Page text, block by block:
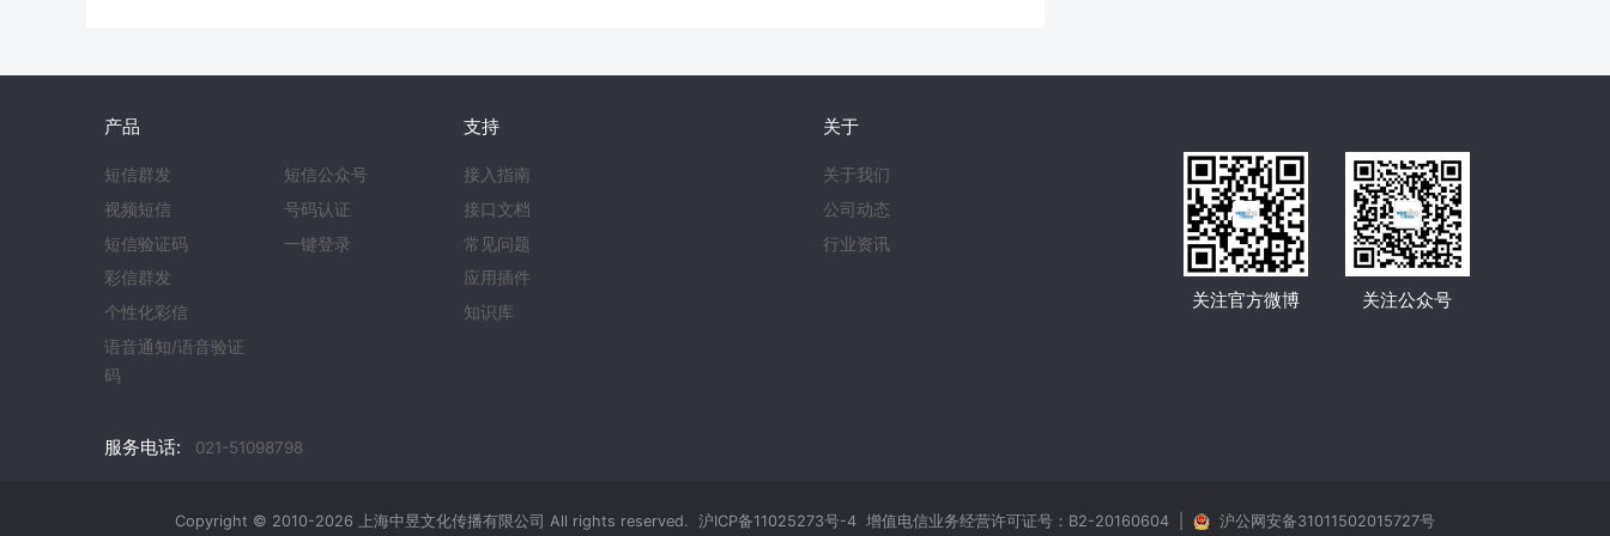
产品
短信群发
视频短信
短信验证码
彩信群发
个性化彩信
语音通知/语音验证
码
短信公众号
号码认证
一键登录
支持
接入指南
接口文档
常见问题
应用插件
知识库
关于
关于我们
公司动态
行业资讯
关注官方微博 关注公众号
服务电话: 021-51098798
Copyright © 2010-2026 上海中昱文化传播有限公司 All rights reserved. 沪ICP备11025273号-4 增值电信业务经营许可证号：B2-20160604 沪公网安备31011502015727号